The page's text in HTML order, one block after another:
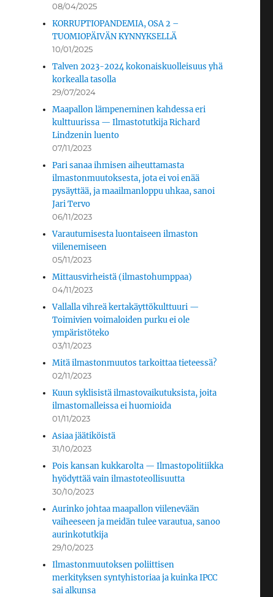
08/04/2025
KORRUPTIOPANDEMIA, OSA 2 –
TUOMIOPÄIVÄN KYNNYKSELLÄ
10/01/2025
Talven 2023-2024 kokonaiskuolleisuus yhä
korkealla tasolla
29/07/2024
Maapallon lämpeneminen kahdessa eri
kulttuurissa — Ilmastotutkija Richard
Lindzenin luento
07/11/2023
Pari sanaa ihmisen aiheuttamasta
ilmastonmuutoksesta, jota ei voi enää
pysäyttää, ja maailmanloppu uhkaa, sanoi
Jari Tervo
06/11/2023
Varautumisesta luontaiseen ilmaston
viilenemiseen
05/11/2023
Mittausvirheistä (ilmastohumppaa)
04/11/2023
Vallalla vihreä kertakäyttökulttuuri —
Toimivien voimaloiden purku ei ole
ympäristöteko
03/11/2023
Mitä ilmastonmuutos tarkoittaa tieteessä?
02/11/2023
Kuun syklisistä ilmastovaikutuksista, joita
ilmastomalleissa ei huomioida
01/11/2023
Asiaa jäätiköistä
31/10/2023
Pois kansan kukkarolta — Ilmastopolitiikka
hyödyttää vain ilmastoteollisuutta
30/10/2023
Aurinko johtaa maapallon viilenevään
vaiheeseen ja meidän tulee varautua, sanoo
aurinkotutkija
29/10/2023
Ilmastonmuutoksen poliittisen
merkityksen syntyhistoriaa ja kuinka IPCC
sai alkunsa